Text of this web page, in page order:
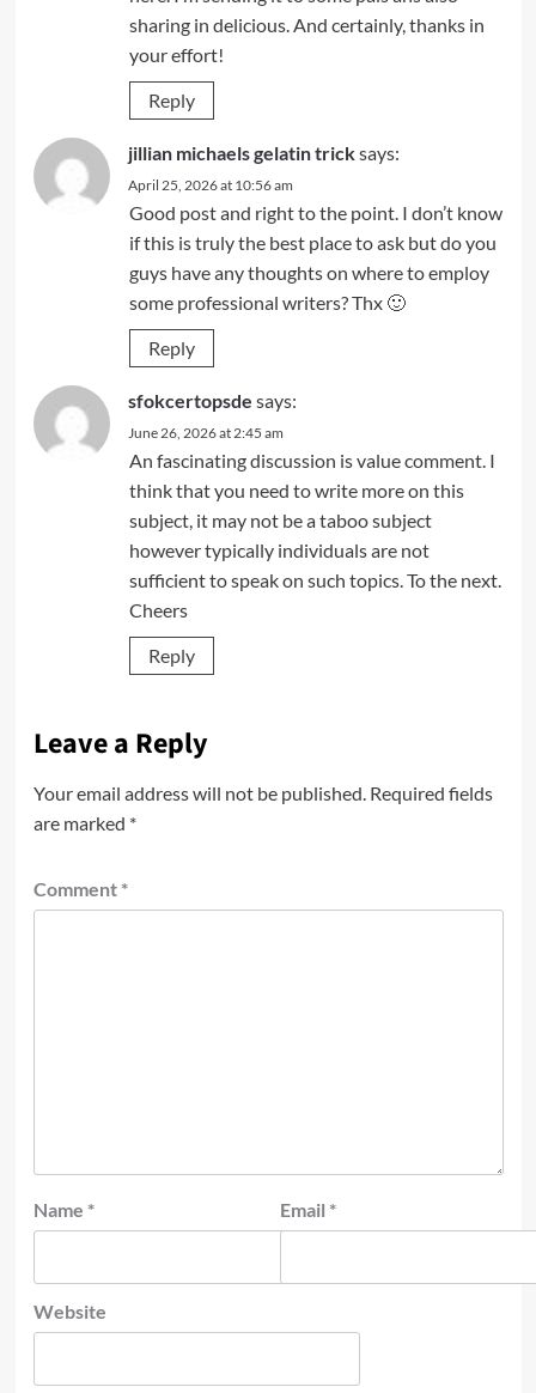
sharing in delicious. And certainly, thanks in
your effort!
Reply
jillian michaels gelatin tricksays:
April 25, 2026 at 10:56 am
Good post and right to the point. I don’t know
if this is truly the best place to ask but do you
guys have any thoughts on where to employ
some professional writers? Thx 🙂
Reply
sfokcertopsde says:
June 26, 2026 at 2:45 am
An fascinating discussion is value comment. I
think that you need to write more on this
subject, it may not be a taboo subject
however typically individuals are not
sufficient to speak on such topics. To the next.
Cheers
Reply
Leave a Reply
Your email address will not be published. Required fields
are marked *
Comment *
Name * Email *
Website